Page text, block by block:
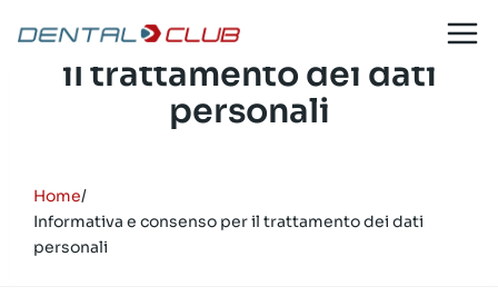
contenuto
Informativa e consenso per
il trattamento dei dati
personali
Home/
Informativa e consenso per il trattamento dei dati
personali